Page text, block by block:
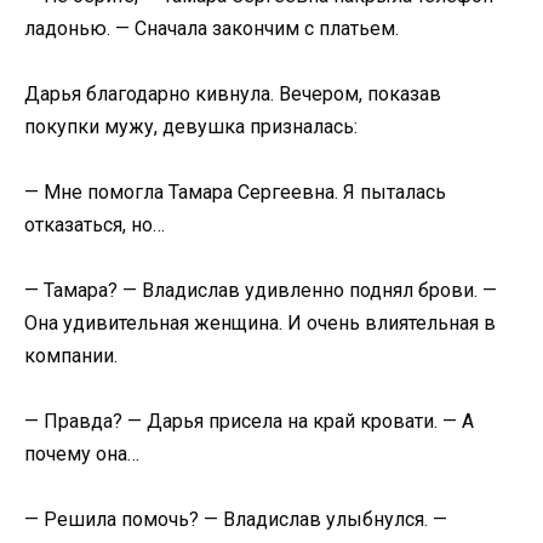
ладонью. — Сначала закончим с платьем.
Дарья благодарно кивнула. Вечером, показав
покупки мужу, девушка призналась:
— Мне помогла Тамара Сергеевна. Я пыталась
отказаться, но…
— Тамара? — Владислав удивленно поднял брови. —
Она удивительная женщина. И очень влиятельная в
компании.
— Правда? — Дарья присела на край кровати. — А
почему она…
— Решила помочь? — Владислав улыбнулся. —